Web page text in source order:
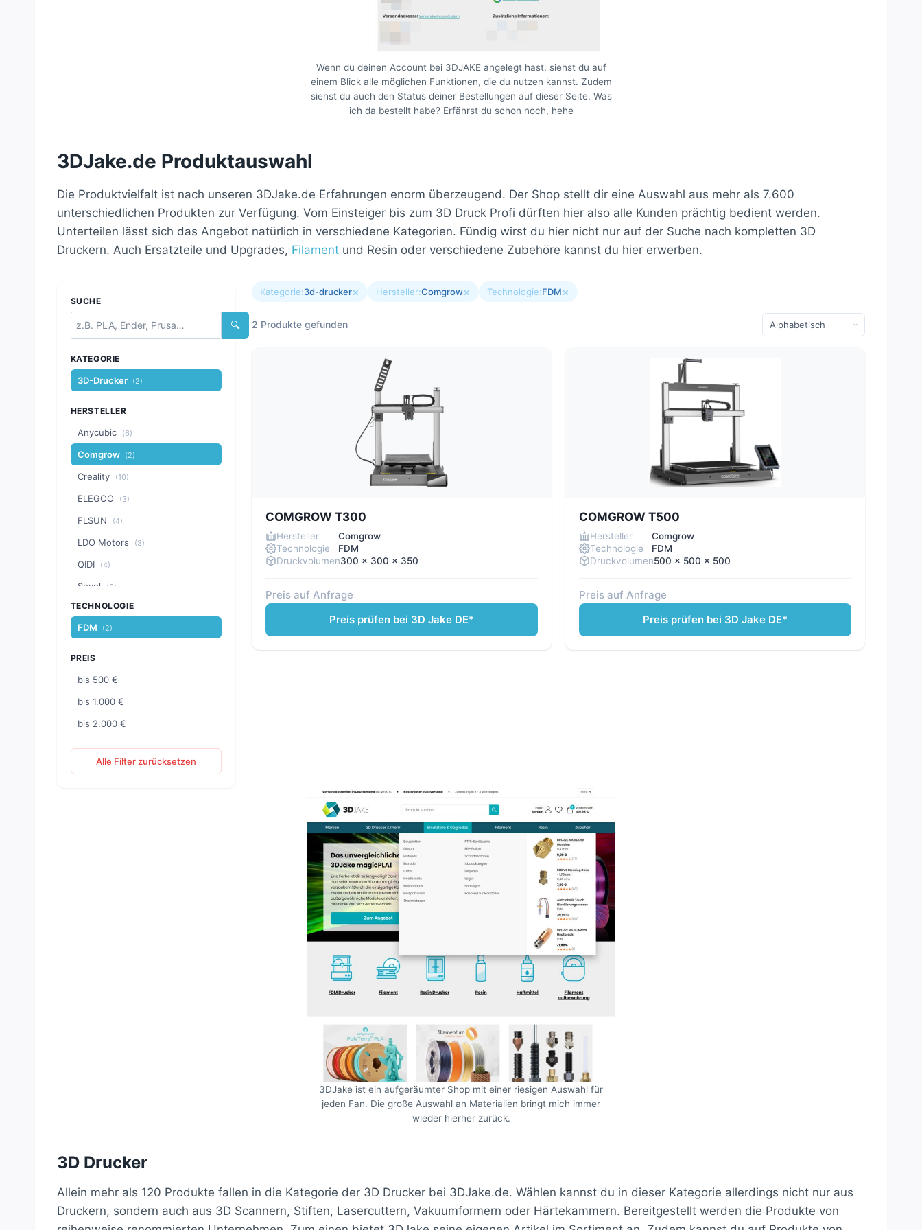
Wenn du deinen Account bei 3DJAKE angelegt hast, siehst du auf
einem Blick alle möglichen Funktionen, die du nutzen kannst. Zudem
siehst du auch den Status deiner Bestellungen auf dieser Seite. Was
ich da bestellt habe? Erfährst du schon noch, hehe
3DJake.de Produktauswahl
Die Produktvielfalt ist nach unseren 3DJake.de Erfahrungen enorm überzeugend. Der Shop stellt dir eine Auswahl aus mehr als 7.600
unterschiedlichen Produkten zur Verfügung. Vom Einsteiger bis zum 3D Druck Profi dürften hier also alle Kunden prächtig bedient werden.
Unterteilen lässt sich das Angebot natürlich in verschiedene Kategorien. Fündig wirst du hier nicht nur auf der Suche nach kompletten 3D
Druckern. Auch Ersatzteile und Upgrades, Filamentund Resin oder verschiedene Zubehöre kannst du hier erwerben.
SUCHE
🔍
KATEGORIE
3D-Drucker (2)
HERSTELLER
Anycubic (6)
Comgrow (2)
Creality (10)
ELEGOO (3)
FLSUN (4)
LDO Motors (3)
QIDI (4)
Sovol (5)
Two Trees (1)
TECHNOLOGIE
FDM (2)
PREIS
bis 500 €
bis 1.000 €
bis 2.000 €
Alle Filter zurücksetzen
Kategorie:3d-drucker× Hersteller:Comgrow× Technologie:FDM×
2 Produkte gefunden
COMGROW T300
Hersteller
Comgrow
Technologie
FDM
Druckvolumen300 x 300 x 350
Preis auf Anfrage
Preis prüfen bei 3D Jake DE*
COMGROW T500
Hersteller
Comgrow
Technologie
FDM
Druckvolumen500 x 500 x 500
Preis auf Anfrage
Preis prüfen bei 3D Jake DE*
3DJake ist ein aufgeräumter Shop mit einer riesigen Auswahl für
jeden Fan. Die große Auswahl an Materialien bringt mich immer
wieder hierher zurück.
3D Drucker
Allein mehr als 120 Produkte fallen in die Kategorie der 3D Drucker bei 3DJake.de. Wählen kannst du in dieser Kategorie allerdings nicht nur aus
Druckern, sondern auch aus 3D Scannern, Stiften, Lasercuttern, Vakuumformern oder Härtekammern. Bereitgestellt werden die Produkte von